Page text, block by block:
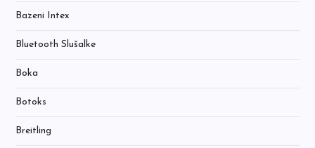
Bazeni Intex
Bluetooth Slušalke
Boka
Botoks
Breitling